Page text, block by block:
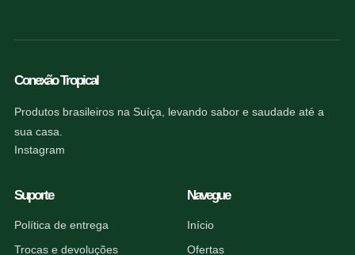
Conexão Tropical
Produtos brasileiros na Suíça, levando sabor e saudade até a
sua casa.
Instagram
Suporte
Política de entrega
Trocas e devoluções
Navegue
Início
Ofertas